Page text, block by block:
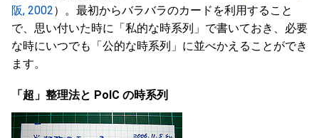
阪, 2002）。最初からバラバラのカードを利用すること
で、思い付いた時に「私的な時系列」で書いておき、必要
な時にいつでも「公的な時系列」に並べかえることができ
ます。
「超」整理法と PoIC の時系列